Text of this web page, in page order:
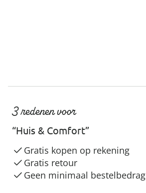
3 redenen voor
“Huis & Comfort”
Gratis kopen op rekening
Gratis retour
Geen minimaal bestelbedrag